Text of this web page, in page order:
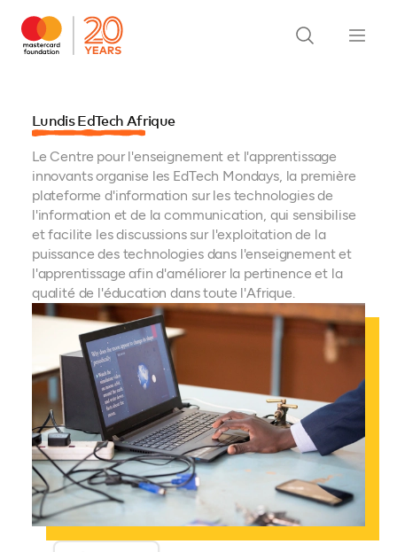
Lundis EdTech Afrique
Le Centre pour l'enseignement et l'apprentissage
innovants organise les EdTech Mondays, la première
plateforme d'information sur les technologies de
l'information et de la communication, qui sensibilise
et facilite les discussions sur l'exploitation de la
puissance des technologies dans l'enseignement et
l'apprentissage afin d'améliorer la pertinence et la
qualité de l'éducation dans toute l'Afrique.